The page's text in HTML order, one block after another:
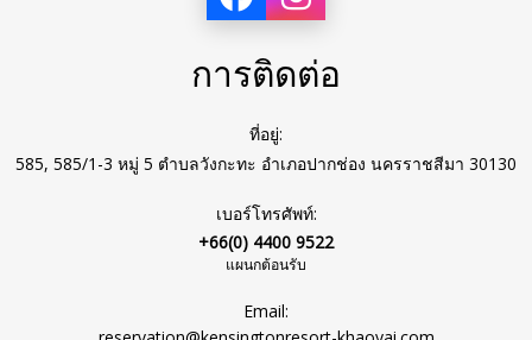
การติดต่อ
ที่อยู่:
585, 585/1-3 หมู่ 5 ตำบลวังกะทะ อำเภอปากช่อง นครราชสีมา 30130
เบอร์โทรศัพท์:
+66(0) 4400 9522
แผนกต้อนรับ
Email: